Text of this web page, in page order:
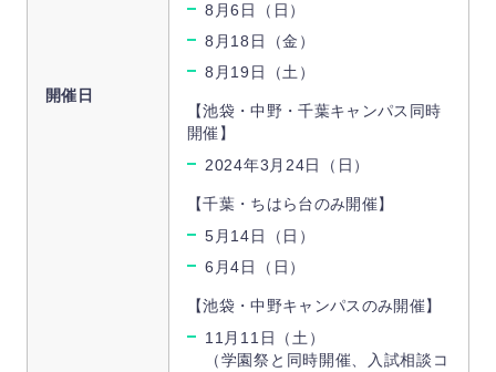
開催日
8月6日（日）
8月18日（金）
8月19日（土）
【池袋・中野・千葉キャンパス同時
開催】
2024年3月24日（日）
【千葉・ちはら台のみ開催】
5月14日（日）
6月4日（日）
【池袋・中野キャンパスのみ開催】
11月11日（土）
（学園祭と同時開催、入試相談コ